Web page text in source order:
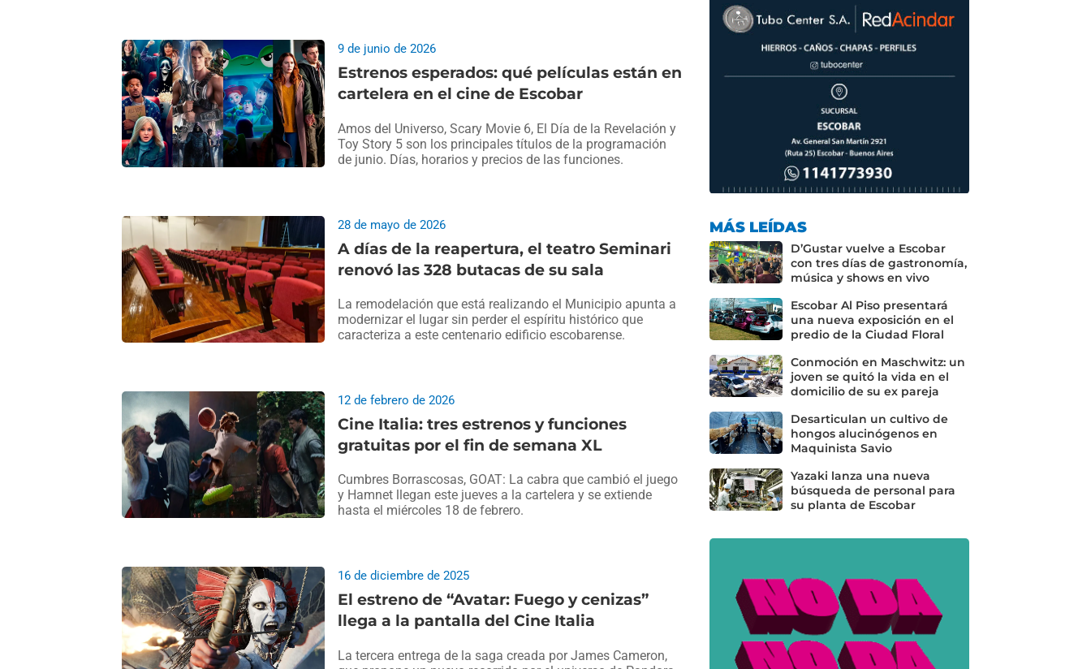
Estrenos esperados: qué películas están en
cartelera en el cine de Escobar
9 de junio de 2026
Amos del Universo, Scary Movie 6, El Día de la Revelación y
Toy Story 5 son los principales títulos de la programación
de junio. Días, horarios y precios de las funciones.
A días de la reapertura, el teatro Seminari
renovó las 328 butacas de su sala
28 de mayo de 2026
La remodelación que está realizando el Municipio apunta a
modernizar el lugar sin perder el espíritu histórico que
caracteriza a este centenario edificio escobarense.
Cine Italia: tres estrenos y funciones
gratuitas por el fin de semana XL
12 de febrero de 2026
Cumbres Borrascosas, GOAT: La cabra que cambió el juego
y Hamnet llegan este jueves a la cartelera y se extiende
hasta el miércoles 18 de febrero.
El estreno de “Avatar: Fuego y cenizas”
llega a la pantalla del Cine Italia
16 de diciembre de 2025
La tercera entrega de la saga creada por James Cameron,
MÁS LEÍDAS
D’Gustar vuelve a Escobar
con tres días de gastronomía,
música y shows en vivo
Escobar Al Piso presentará
una nueva exposición en el
predio de la Ciudad Floral
Conmoción en Maschwitz: un
joven se quitó la vida en el
domicilio de su ex pareja
Desarticulan un cultivo de
hongos alucinógenos en
Maquinista Savio
Yazaki lanza una nueva
búsqueda de personal para
su planta de Escobar